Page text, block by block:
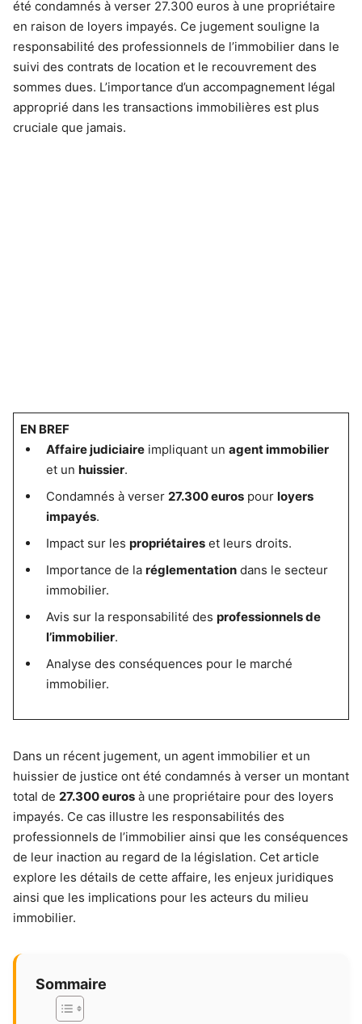
été condamnés à verser 27.300 euros à une propriétaire
en raison de loyers impayés. Ce jugement souligne la
responsabilité des professionnels de l’immobilier dans le
suivi des contrats de location et le recouvrement des
sommes dues. L’importance d’un accompagnement légal
approprié dans les transactions immobilières est plus
cruciale que jamais.
EN BREF
Affaire judiciaireimpliquant un agent immobilier
et un huissier.
Condamnés à verser 27.300 eurospour loyers
impayés.
Impact sur les propriétaireset leurs droits.
Importance de la réglementationdans le secteur
immobilier.
Avis sur la responsabilité des professionnels de
l’immobilier.
Analyse des conséquences pour le marché
immobilier.
Dans un récent jugement, un agent immobilier et un
huissier de justice ont été condamnés à verser un montant
total de 27.300 euros à une propriétaire pour des loyers
impayés. Ce cas illustre les responsabilités des
professionnels de l’immobilier ainsi que les conséquences
de leur inaction au regard de la législation. Cet article
explore les détails de cette affaire, les enjeux juridiques
ainsi que les implications pour les acteurs du milieu
immobilier.
Sommaire